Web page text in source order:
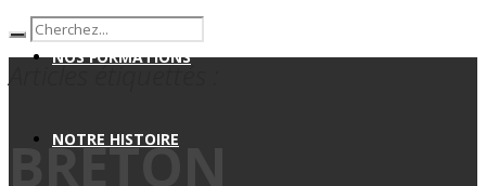
NOS FORMATIONS
NOTRE HISTOIRE
Articles étiquettés :
BRETON